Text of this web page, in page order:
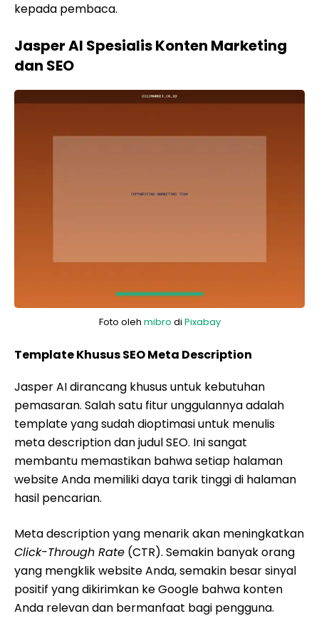
kepada pembaca.
Jasper AI Spesialis Konten Marketing
dan SEO
Foto oleh mibro di Pixabay
Template Khusus SEO Meta Description
Jasper AI dirancang khusus untuk kebutuhan
pemasaran. Salah satu fitur unggulannya adalah
template yang sudah dioptimasi untuk menulis
meta description dan judul SEO. Ini sangat
membantu memastikan bahwa setiap halaman
website Anda memiliki daya tarik tinggi di halaman
hasil pencarian.
Meta description yang menarik akan meningkatkan
Click-Through Rate (CTR). Semakin banyak orang
yang mengklik website Anda, semakin besar sinyal
positif yang dikirimkan ke Google bahwa konten
Anda relevan dan bermanfaat bagi pengguna.